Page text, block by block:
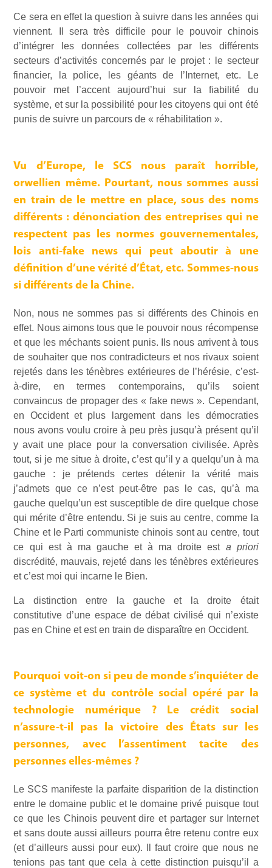
Ce sera en effet la question à suivre dans les années qui
viennent. Il sera très difficile pour le pouvoir chinois
d’intégrer les données collectées par les différents
secteurs d’activités concernés par le projet : le secteur
financier, la police, les géants de l’Internet, etc. Le
pouvoir met l’accent aujourd’hui sur la fiabilité du
système, et sur la possibilité pour les citoyens qui ont été
punis de suivre un parcours de « réhabilitation ».
Vu d’Europe, le SCS nous paraît horrible,
orwellien même. Pourtant, nous sommes aussi
en train de le mettre en place, sous des noms
différents : dénonciation des entreprises qui ne
respectent pas les normes gouvernementales,
lois anti-fake news qui peut aboutir à une
définition d’une vérité d’État, etc. Sommes-nous
si différents de la Chine.
Non, nous ne sommes pas si différents des Chinois en
effet. Nous aimons tous que le pouvoir nous récompense
et que les méchants soient punis. Ils nous arrivent à tous
de souhaiter que nos contradicteurs et nos rivaux soient
rejetés dans les ténèbres extérieures de l’hérésie, c’est-
à-dire, en termes contemporains, qu’ils soient
convaincus de propager des « fake news ». Cependant,
en Occident et plus largement dans les démocraties
nous avons voulu croire à peu près jusqu’à présent qu’il
y avait une place pour la conversation civilisée. Après
tout, si je me situe à droite, c’est qu’il y a quelqu’un à ma
gauche : je prétends certes détenir la vérité mais
j’admets que ce n’est peut-être pas le cas, qu’à ma
gauche quelqu’un est susceptible de dire quelque chose
qui mérite d’être entendu. Si je suis au centre, comme la
Chine et le Parti communiste chinois sont au centre, tout
ce qui est à ma gauche et à ma droite est a priori
discrédité, mauvais, rejeté dans les ténèbres extérieures
et c’est moi qui incarne le Bien.
La distinction entre la gauche et la droite était
constitutive d’une espace de débat civilisé qui n’existe
pas en Chine et est en train de disparaître en Occident.
Pourquoi voit-on si peu de monde s’inquiéter de
ce système et du contrôle social opéré par la
technologie numérique ? Le crédit social
n’assure-t-il pas la victoire des États sur les
personnes, avec l’assentiment tacite des
personnes elles-mêmes ?
Le SCS manifeste la parfaite disparition de la distinction
entre le domaine public et le domaine privé puisque tout
ce que les Chinois peuvent dire et partager sur Internet
et sans doute aussi ailleurs pourra être retenu contre eux
(et d’ailleurs aussi pour eux). Il faut croire que nous ne
tenions pas tant que cela à cette distinction puisqu’il a